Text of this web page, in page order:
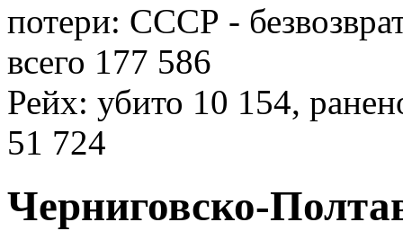
потери: СССР -
всего 177 586
Рейх: убито 10 154,
51 724
Черниговско-